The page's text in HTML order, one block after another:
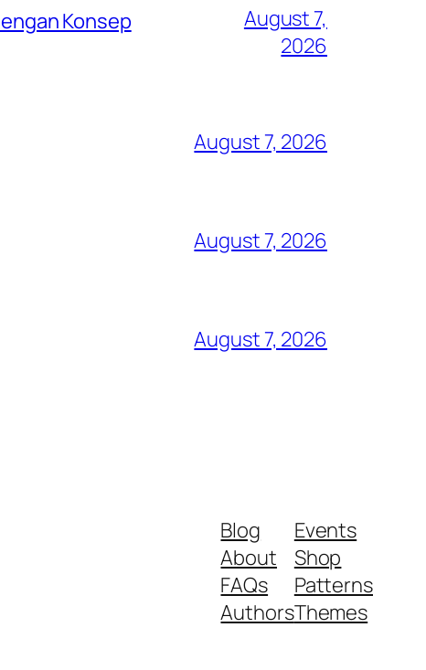
Konsep
August 7,
2026
August 7, 2026
August 7, 2026
August 7, 2026
Blog
About
FAQs
Authors
Events
Shop
Patterns
Themes